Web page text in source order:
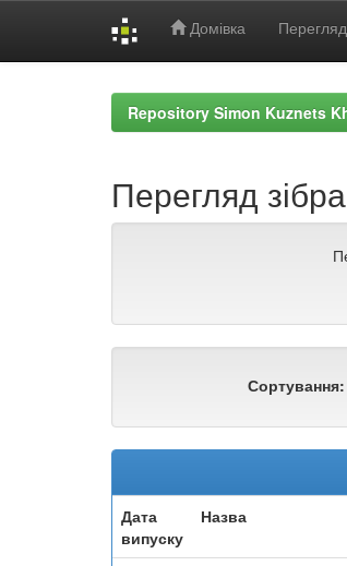
Домівка Перегляд
Repository Simon Kuznets
Перегляд
Сортування:
Дата
випуску
Назва